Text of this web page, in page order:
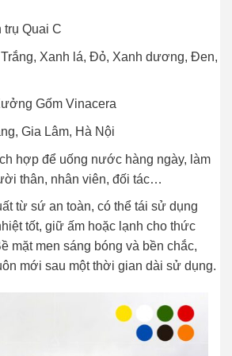
trụ Quai C
Xanh lá, Đỏ, Xanh dương, Đen,
Gốm Vinacera
Gia Lâm, Hà Nội
hợp để uống nước hàng ngày, làm
thân, nhân viên, đối tác…
từ sứ an toàn, có thể tái sử dụng
tốt, giữ ấm hoặc lạnh cho thức
mặt men sáng bóng và bền chắc,
mới sau một thời gian dài sử dụng.